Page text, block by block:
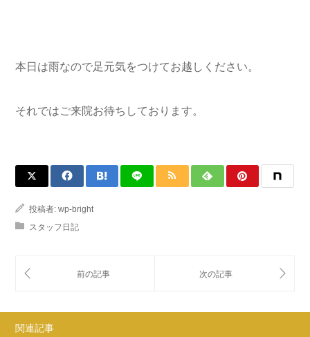
本日は雨なので足元気をつけてお越しください。
それではご来院お待ちしております。
投稿者: wp-bright
スタッフ日記
関連記事